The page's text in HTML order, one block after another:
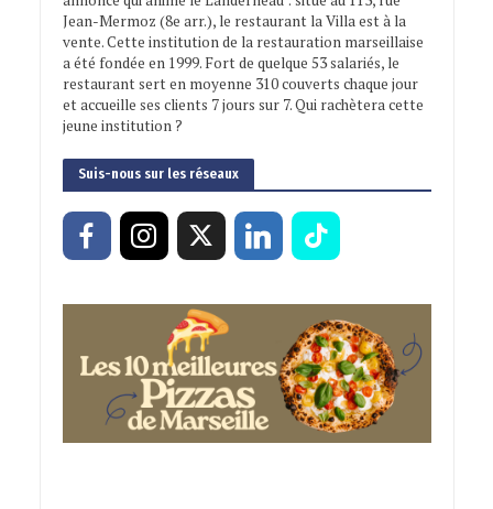
Jean-Mermoz (8e arr.), le restaurant la Villa est à la
vente. Cette institution de la restauration marseillaise
a été fondée en 1999. Fort de quelque 53 salariés, le
restaurant sert en moyenne 310 couverts chaque jour
et accueille ses clients 7 jours sur 7. Qui rachètera cette
jeune institution ?
Suis-nous sur les réseaux